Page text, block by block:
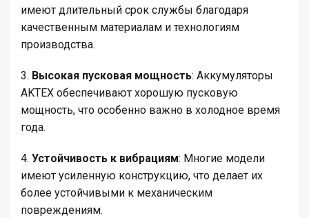
имеют длительный срок службы благодаря
качественным материалам и технологиям
производства.
3. Высокая пусковая мощность: Аккумуляторы
AKTEX обеспечивают хорошую пусковую
мощность, что особенно важно в холодное время
года.
4. Устойчивость к вибрациям: Многие модели
имеют усиленную конструкцию, что делает их
более устойчивыми к механическим
повреждениям.